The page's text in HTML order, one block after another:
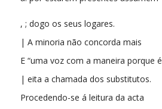
, ; dogo os seus logares.
| A minoria não concorda mais
E “uma voz com a maneira porque é
| eita a chamada dos substitutos.
Procedendo-se á leitura da acta